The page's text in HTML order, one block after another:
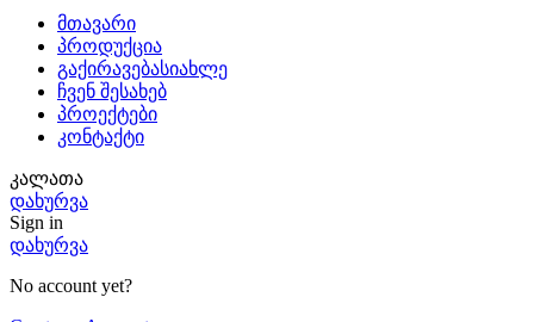
მთავარი
პროდუქცია
გაქირავებასიახლე
ჩვენ შესახებ
პროექტები
კონტაქტი
კალათა
დახურვა
Sign in
დახურვა
No account yet?